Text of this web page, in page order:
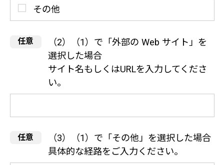
その他
（2）（1）で「外部の Web サイト」を
選択した場合
サイト名もしくはURLを入力してくださ
い。
（3）（1）で「その他」を選択した場合
具体的な経路をご入力ください。